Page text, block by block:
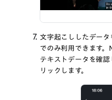
文字起こししたデー
でのみ利用できます
テキストデータを確
リックします。